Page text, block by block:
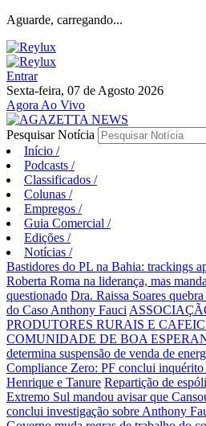
Aguarde, carregando...
Entrar
Sexta-feira, 07 de Agosto 2026
Agora Ao Vivo
Pesquisar Notícia
Início /
Podcasts /
Classificados /
Colunas /
Empregos /
Guia Comercial /
Edições /
Notícias /
Bastidores do PL na Bahia: trackings
Roberta Roma na liderança, mas
questionado Dra. Raissa Soares
do Caso Anthony Fauci
PRODUTORES RURAIS E
COMUNIDADE DE BOA
determina suspensão de venda de
Compliance Zero: PF conclui
Henrique e Tanure Repartição de
Extremo Sul mandou avisar que
conclui investigação sobre Anthony